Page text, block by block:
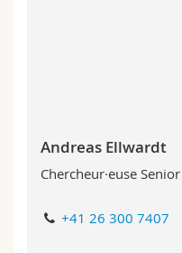
Andreas Ellwardt
Chercheur·euse Senior
+41 26 300 7407